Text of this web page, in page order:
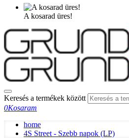
A kosarad üres!
Keresés a termékek között
0Kosaram
home
4S Street - Szebb napok (LP)